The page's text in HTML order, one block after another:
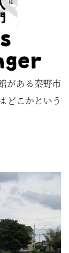
がある秦野市
どこかという